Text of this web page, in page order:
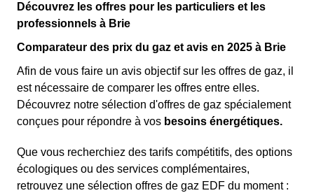
Découvrez les offres pour les particuliers et les
professionnels à Brie
Comparateur des prix du gaz et avis en 2025 à Brie
Afin de vous faire un avis objectif sur les offres de gaz, il
est nécessaire de comparer les offres entre elles.
Découvrez notre sélection d'offres de gaz spécialement
conçues pour répondre à vos besoins énergétiques.
Que vous recherchiez des tarifs compétitifs, des options
écologiques ou des services complémentaires,
retrouvez une sélection offres de gaz EDF du moment :